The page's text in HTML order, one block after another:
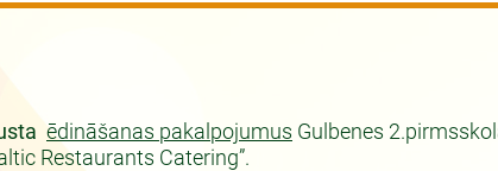
ēdināšanas pakalpojumus Gulbenes
Restaurants Catering”.